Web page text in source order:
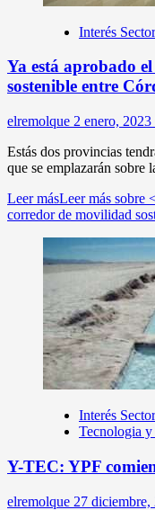
Interés
Ya está aprobado
sostenible entre
elremolque 2 enero, 2023
Estás dos provincias
que se emplazarán sobre
Leer másLeer más sobre
corredor de movilidad
Interés
Tecnologia
Y-TEC: YPF
elremolque 27 diciembre,